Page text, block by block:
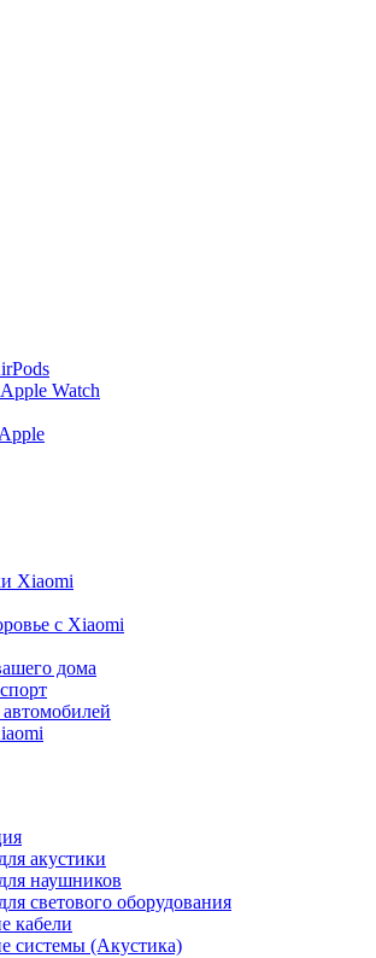
Watch
Xiaomi
с Xiaomi
дома
акустики
наушников
светового оборудования
кабели
системы (Акустика)